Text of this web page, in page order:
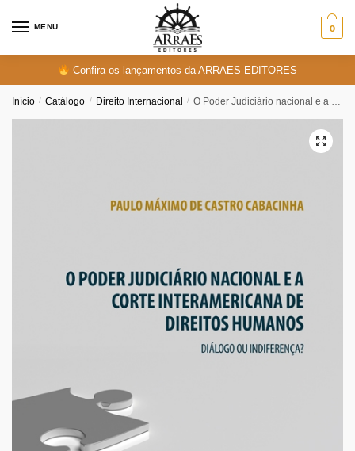
MENU 0
Confira os lançamentos da ARRAES EDITORES
Início / Catálogo / Direito Internacional / O Poder Judiciário nacional e a Corte Interamericana de Direitos Humanos